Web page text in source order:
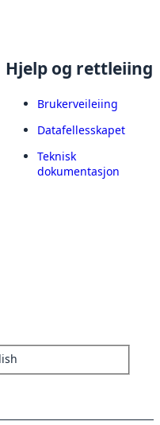
Hjelp og rettleiing
Brukerveileiing
Datafellesskapet
Teknisk
dokumentasjon